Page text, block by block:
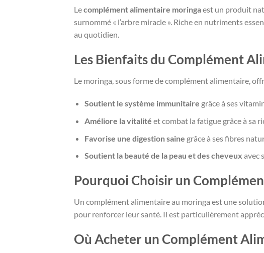
Lecomplément alimentaire moringaest un produit
surnommé « l’arbre miracle ». Riche en nutriments
au quotidien.
Les Bienfaits du Complément
Le moringa, sous forme de complément alimentaire,
Soutient le système immunitaire grâce à ses
Améliore la vitalité et combat la fatigue grâce à sa
Favorise une digestion saine grâce à ses fibres
Soutient la beauté de la peau et des cheveux avec
Pourquoi Choisir un
Un complément alimentaire au moringa est une
pour renforcer leur santé. Il est particulièrement
Où Acheter un Complément